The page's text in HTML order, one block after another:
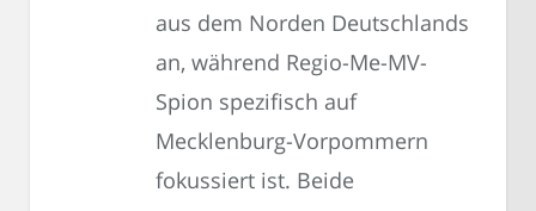
aus dem Norden Deutschlands
an, während Regio-Me-MV-
Spion spezifisch auf
Mecklenburg-Vorpommern
fokussiert ist. Beide